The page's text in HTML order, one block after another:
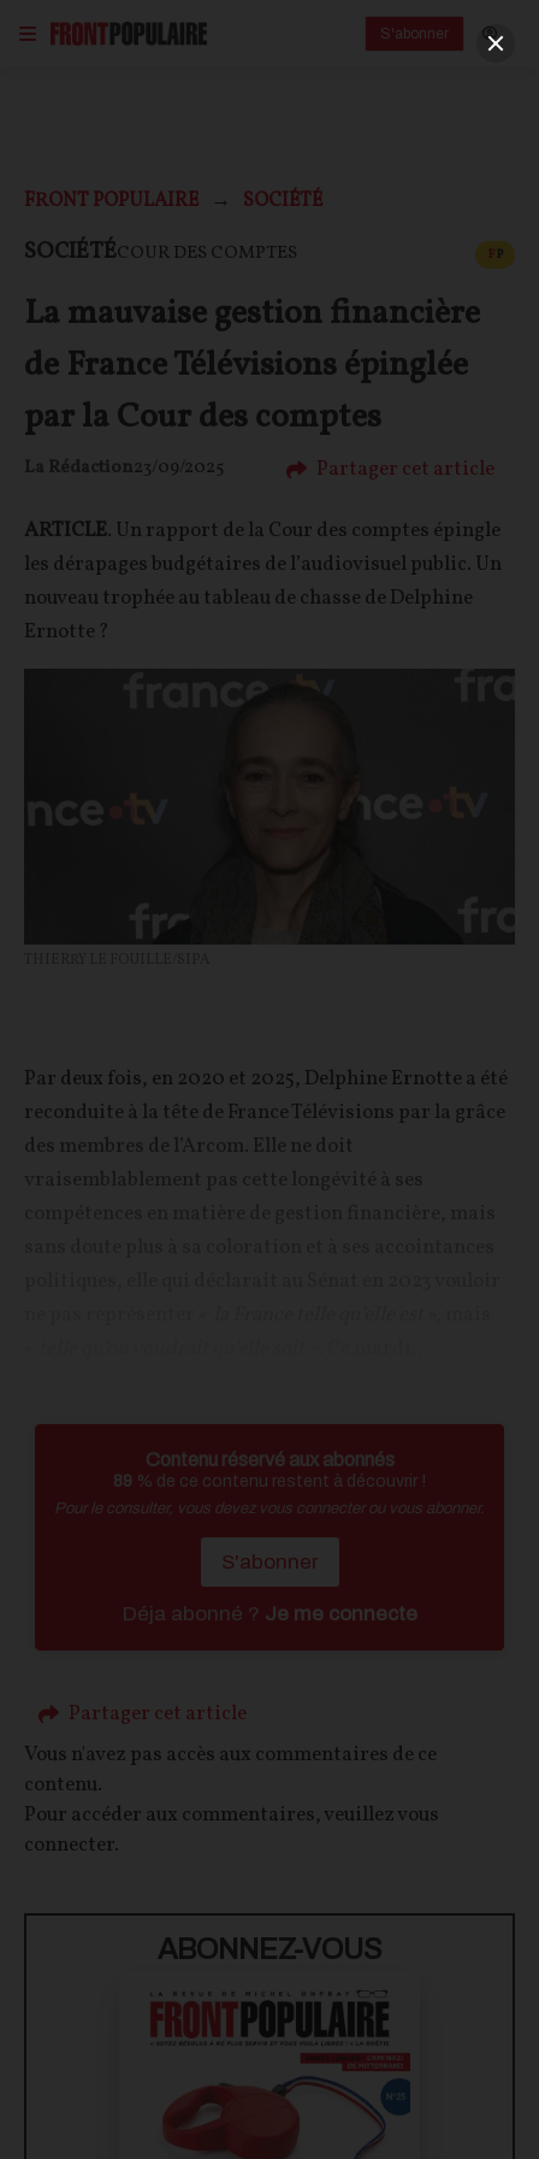
S'abonner
FRONT POPULAIRE SOCIÉTÉ
SOCIÉTÉCOUR DES COMPTES FP
La mauvaise gestion financière
de France Télévisions épinglée
par la Cour des comptes
La Rédaction23/09/2025 Partager cet article
ARTICLE. Un rapport de la Cour des comptes épingle
les dérapages budgétaires de l’audiovisuel public. Un
nouveau trophée au tableau de chasse de Delphine
Ernotte ?
Par deux fois, en 2020 et 2025, Delphine Ernotte a été
reconduite à la tête de France Télévisions par la grâce
des membres de l’Arcom. Elle ne doit
Contenu réservé aux abonnés
89 % de ce contenu restent à découvrir !
Pour le consulter, vous devez vous connecter ou vous abonner.
S'abonner
Déja abonné ? Je me connecte
Partager cet article
Vous n'avez pas accès aux commentaires de ce
contenu.
Pour accéder aux commentaires, veuillez vous
connecter.
ABONNEZ-VOUS